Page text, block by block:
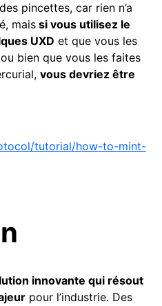
pincettes, car rien n’a
mais si vous utilisez le
UXD et que vous les
bien que vous les faites
vous devriez être
tutorial/how-to-mint-
innovante qui résout
pour l’industrie. Des